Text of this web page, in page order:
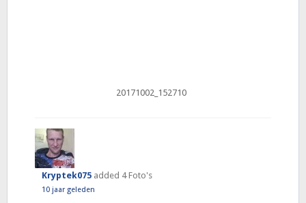
20171002_152710
Kryptek075 added 4 Foto's
10 jaar geleden